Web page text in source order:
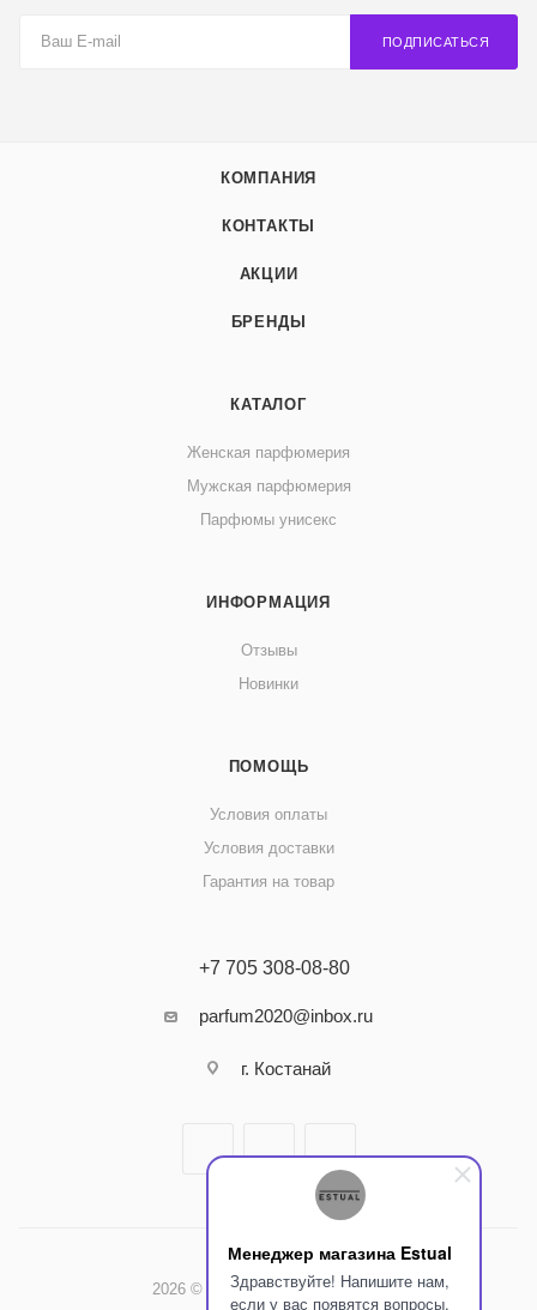
Менеджер магазина Estual
Здравствуйте! Напишите нам,
если у вас появятся вопросы.
ПОДПИСАТЬСЯ
КОМПАНИЯ
КОНТАКТЫ
АКЦИИ
БРЕНДЫ
КАТАЛОГ
Женская парфюмерия
Мужская парфюмерия
Парфюмы унисекс
ИНФОРМАЦИЯ
Отзывы
Новинки
ПОМОЩЬ
Условия оплаты
Условия доставки
Гарантия на товар
+7 705 308-08-80
parfum2020@inbox.ru
г. Костанай
2026 © Интернет-магазин Estual